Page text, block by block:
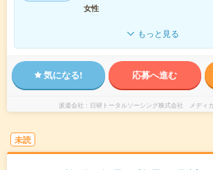
女性
もっと見る
気になる! 応募へ進む
派遣会社 日研トータルソーシング株式会社 メディ
未読